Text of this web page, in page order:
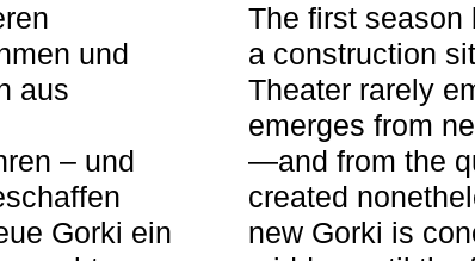
und
aus
– und
Gorki ein
The first season
a construction
Theater rarely
emerges from
—and from the
created
new Gorki is